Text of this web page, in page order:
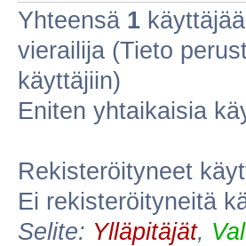
Yhteensä 1
vierailija (Tieto
käyttäjiin)
Eniten yhtaikaisia
Rekisteröityneet
Ei rekisteröityneitä
Selite: Ylläpitäjät,